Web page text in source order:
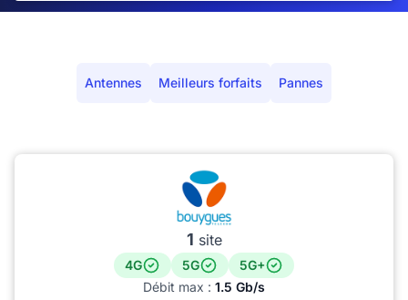
Antennes Meilleurs forfaits Pannes
1 site
4G 5G
5G+
Débit max : 1.5 Gb/s